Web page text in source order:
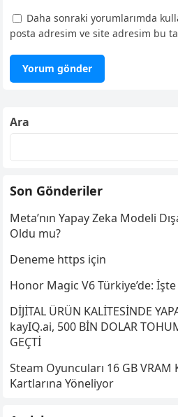
Daha sonraki yorumlarımda
posta adresim ve site adresim bu
Ara
Son Gönderiler
Meta’nın Yapay Zeka Modeli
Oldu mu?
Deneme https için
Honor Magic V6 Türkiye’de:
DİJİTAL ÜRÜN KALİTESİNDE
kayIQ.ai, 500 BİN DOLAR
GEÇTİ
Steam Oyuncuları 16 GB
Kartlarına Yöneliyor